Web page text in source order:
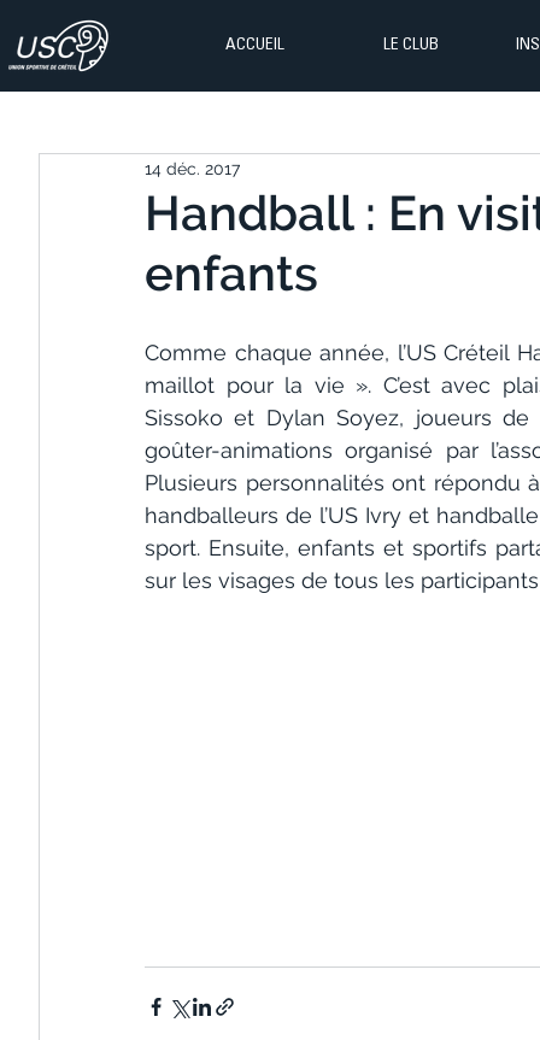
ACCUEIL LE CLUB
Handball : En
enfants
14 déc. 2017
Comme chaque année, l’US Créteil
maillot pour la vie ». C’est avec
Sissoko et Dylan Soyez, joueurs de
goûter-animations organisé par
Plusieurs personnalités ont répondu
handballeurs de l’US Ivry et
sport. Ensuite, enfants et sportifs
sur les visages de tous les